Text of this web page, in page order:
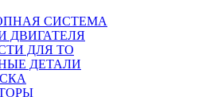
СИСТЕМА
ДВИГАТЕЛЯ
ДЛЯ ТО
ДЕТАЛИ